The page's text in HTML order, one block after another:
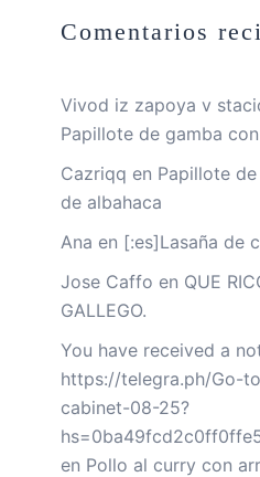
Comentarios
Vivod iz zapoya v
Papillote de gamba
Cazriqq en Papillote
de albahaca
Ana en [:es]Lasaña de
Jose Caffo en QUE
GALLEGO.
You have received a
https://telegra.ph/Go-
cabinet-08-25?
en Pollo al curry con